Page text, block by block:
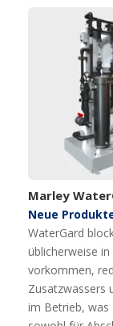
Marley
Neue
WaterGard
üblicherweise
vorkommen,
Zusatzwassers
im Betrieb, was